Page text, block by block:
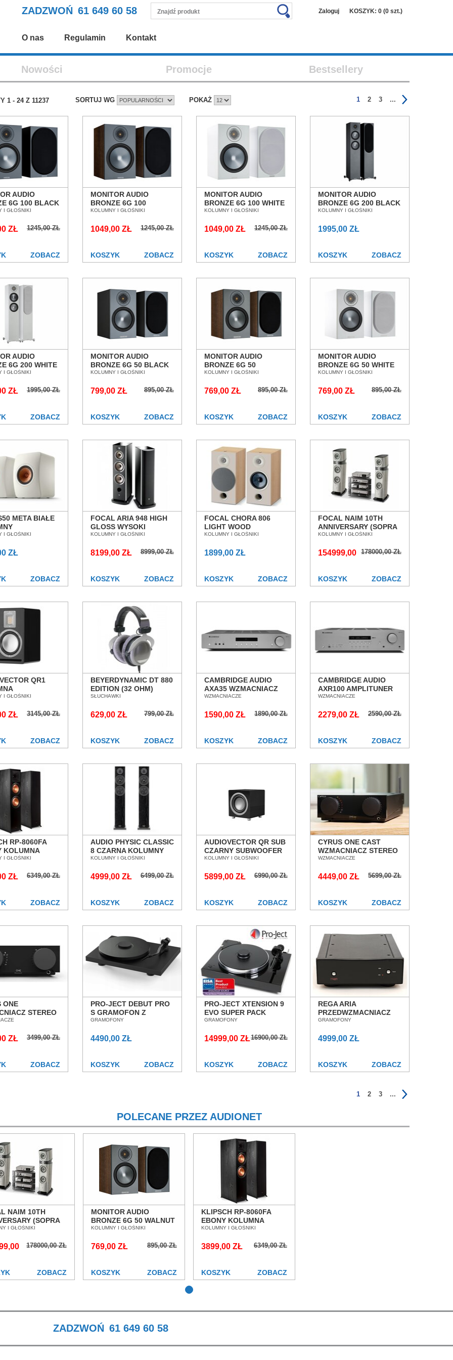
ZADZWOŃ 61 649 60 58 Zaloguj KOSZYK: 0 (0 szt.)
O nas Regulamin Kontakt
Nowości Promocje Bestsellery
1 - 24Z 11237 SORTUJ WG POKAŻ 1 2 3 ...
AUDIO
6G 100 BLACK
WROCŁAW
I GŁOŚNIKI
1245,00 ZŁ
ZŁ
ZOBACZ
MONITOR AUDIO
BRONZE 6G 100
WALNUT KOLUMNY
POZNAŃ WROCŁAW
KOLUMNY I GŁOŚNIKI
1245,00 ZŁ
1049,00 ZŁ
KOSZYK ZOBACZ
MONITOR AUDIO
BRONZE 6G 100 WHITE
KOLUMNY
POZNAŃ WROCŁAW
KOLUMNY I GŁOŚNIKI
1245,00 ZŁ
1049,00 ZŁ
KOSZYK ZOBACZ
MONITOR AUDIO
BRONZE 6G 200 BLACK
KOLUMNY
POZNAŃ WROCŁAW
KOLUMNY I GŁOŚNIKI
1995,00 ZŁ
KOSZYK ZOBACZ
AUDIO
6G 200 WHITE
WROCŁAW
I GŁOŚNIKI
1995,00 ZŁ
ZŁ
ZOBACZ
MONITOR AUDIO
BRONZE 6G 50 BLACK
KOLUMNY
POZNAŃ WROCŁAW
KOLUMNY I GŁOŚNIKI
895,00 ZŁ
799,00 ZŁ
KOSZYK ZOBACZ
MONITOR AUDIO
BRONZE 6G 50
WALNUT KOLUMNY
POZNAŃ WROCŁAW
KOLUMNY I GŁOŚNIKI
895,00 ZŁ
769,00 ZŁ
KOSZYK ZOBACZ
MONITOR AUDIO
BRONZE 6G 50 WHITE
KOLUMNY
POZNAŃ WROCŁAW
KOLUMNY I GŁOŚNIKI
895,00 ZŁ
769,00 ZŁ
KOSZYK ZOBACZ
META BIAŁE
SALON
I GŁOŚNIKI
ZŁ
ZOBACZ
FOCAL ARIA 948 HIGH
GLOSS WYSOKI
POŁYSK KOLUMNY
POZNAŃ WROCŁAW
KOLUMNY I GŁOŚNIKI
8999,00 ZŁ
8199,00 ZŁ
KOSZYK ZOBACZ
FOCAL CHORA 806
LIGHT WOOD
KOLUMNY
POZNAŃ WROCŁAW
KOLUMNY I GŁOŚNIKI
1899,00 ZŁ
KOSZYK ZOBACZ
FOCAL NAIM 10TH
ANNIVERSARY (SOPRA
N°2, NDX 2, NAC 282,
STEREO SALON
KOLUMNY I GŁOŚNIKI
178000,00 ZŁ
154999,00
KOSZYK ZOBACZ
QR1
SALON
I GŁOŚNIKI
3145,00 ZŁ
ZŁ
ZOBACZ
BEYERDYNAMIC DT 880
EDITION (32 OHM)
SŁUCHAWKI NAUSZNE
WROCŁAW
SŁUCHAWKI
799,00 ZŁ
629,00 ZŁ
KOSZYK ZOBACZ
CAMBRIDGE AUDIO
AXA35 WZMACNIACZ
ZINTEGROWANY
WROCŁAW
WZMACNIACZE
1890,00 ZŁ
1590,00 ZŁ
KOSZYK ZOBACZ
CAMBRIDGE AUDIO
AXR100 AMPLITUNER
STEREO SALON
WZMACNIACZE
2590,00 ZŁ
2279,00 ZŁ
KOSZYK ZOBACZ
RP-8060FA
KOLUMNA
SALON
I GŁOŚNIKI
6349,00 ZŁ
ZŁ
ZOBACZ
AUDIO PHYSIC CLASSIC
8 CZARNA KOLUMNY
PODŁOGOWE SALON
DOSTĘPNE OD RĘKI ---
KOLUMNY I GŁOŚNIKI
6499,00 ZŁ
4999,00 ZŁ
KOSZYK ZOBACZ
AUDIOVECTOR QR SUB
CZARNY SUBWOOFER
SALON POZNAŃ
KOLUMNY I GŁOŚNIKI
6990,00 ZŁ
5899,00 ZŁ
KOSZYK ZOBACZ
CYRUS ONE CAST
WZMACNIACZ STEREO
Z FUNKCJAMI
POZNAŃ WROCŁAW
WZMACNIACZE
5699,00 ZŁ
4449,00 ZŁ
KOSZYK ZOBACZ
ONE
STEREO
3499,00 ZŁ
ZŁ
ZOBACZ
PRO-JECT DEBUT PRO
S GRAMOFON Z
WKŁADKĄ PICK IT S2 C
WROCŁAW
GRAMOFONY
4490,00 ZŁ
KOSZYK ZOBACZ
PRO-JECT XTENSION 9
EVO SUPER PACK
QUINTET BLACK MC
POZNAŃ WROCŁAW
GRAMOFONY
16900,00 ZŁ
14999,00 ZŁ
KOSZYK ZOBACZ
REGA ARIA
PRZEDWZMACNIACZ
GRAMOFONOWY
POZNAŃ WROCŁAW
GRAMOFONY
4999,00 ZŁ
KOSZYK ZOBACZ
1 2 3 ...
POLECANE PRZEZ AUDIONET
NAIM 10TH
(SOPRA
2, NAC 282,
SALON
I GŁOŚNIKI
178000,00 ZŁ
ZOBACZ
MONITOR AUDIO
BRONZE 6G 50 WALNUT
KOLUMNY
POZNAŃ WROCŁAW
KOLUMNY I GŁOŚNIKI
895,00 ZŁ
769,00 ZŁ
KOSZYK ZOBACZ
KLIPSCH RP-8060FA
EBONY KOLUMNA
PODŁOGOWA SALON
KOLUMNY I GŁOŚNIKI
6349,00 ZŁ
3899,00 ZŁ
KOSZYK ZOBACZ
ZADZWOŃ 61 649 60 58